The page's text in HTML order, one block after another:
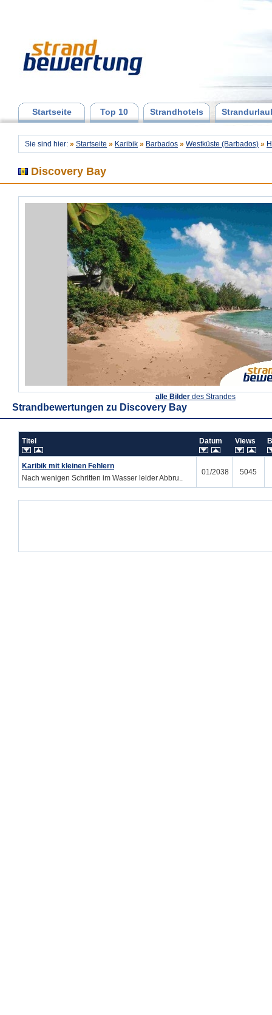
Startseite Top 10 Strandhotels
Sie sind hier: » Startseite » Karibik » Barbados » Westküste (Barbados) »
Discovery Bay
alle Bilder des Strandes
Strandbewertungen zu Discovery Bay
Titel Datum Views
Karibik mit kleinen Fehlern
Nach wenigen Schritten im Wasser leider Abbru..
01/2038 5045